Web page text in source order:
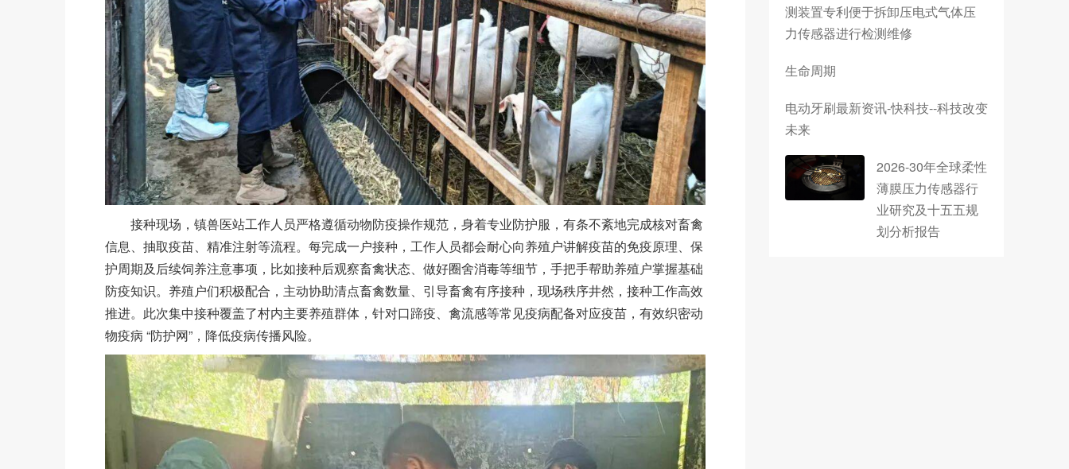
接种现场，镇兽医站工作人员严格遵循动物防疫操作规范，身着专业防护服，有条不紊地完成核对畜禽
信息、抽取疫苗、精准注射等流程。每完成一户接种，工作人员都会耐心向养殖户讲解疫苗的免疫原理、保
护周期及后续饲养注意事项，比如接种后观察畜禽状态、做好圈舍消毒等细节，手把手帮助养殖户掌握基础
防疫知识。养殖户们积极配合，主动协助清点畜禽数量、引导畜禽有序接种，现场秩序井然，接种工作高效
推进。此次集中接种覆盖了村内主要养殖群体，针对口蹄疫、禽流感等常见疫病配备对应疫苗，有效织密动
物疫病 “防护网”，降低疫病传播风险。
测装置专利便于拆卸压电式气体压
力传感器进行检测维修
生命周期
电动牙刷最新资讯-快科技--科技改变
未来
2026-30年全球柔性
薄膜压力传感器行
业研究及十五五规
划分析报告